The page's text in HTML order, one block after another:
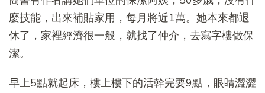
麼技能，出來補貼家用，每月將近1萬。她本來都退
休了，家裡經濟很一般，就找了仲介，去寫字樓做保
潔。
早上5點就起床，樓上樓下的活幹完要9點，眼睛澀澀